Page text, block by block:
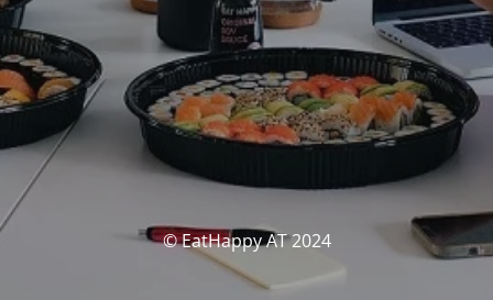
© EatHappy AT 2024